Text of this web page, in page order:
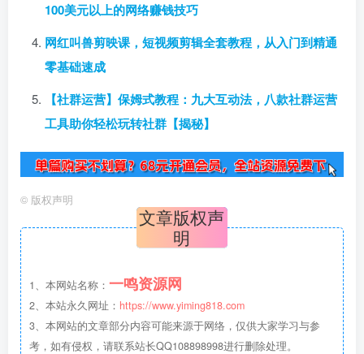
100美元以上的网络赚钱技巧
网红叫兽剪映课，短视频剪辑全套教程，从入门到精通
零基础速成
【社群运营】保姆式教程：九大互动法，八款社群运营
工具助你轻松玩转社群【揭秘】
© 版权声明
文章版权声
明
1、本网站名称： 一鸣资源网
2、本站永久网址： https://www.yiming818.com
3、本网站的文章部分内容可能来源于网络，仅供大家学习与参
考，如有侵权，请联系站长QQ108898998进行删除处理。